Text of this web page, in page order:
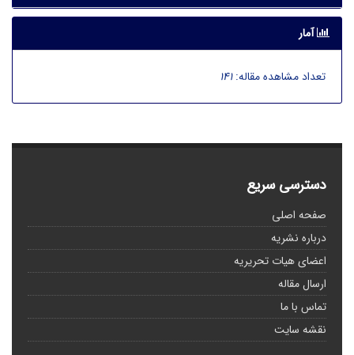
آمار
تعداد مشاهده مقاله:141
دسترسی سریع
صفحه اصلی
درباره نشریه
اعضای هیات تحریریه
ارسال مقاله
تماس با ما
نقشه سایت